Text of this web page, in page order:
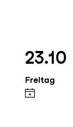
23.10
Freitag